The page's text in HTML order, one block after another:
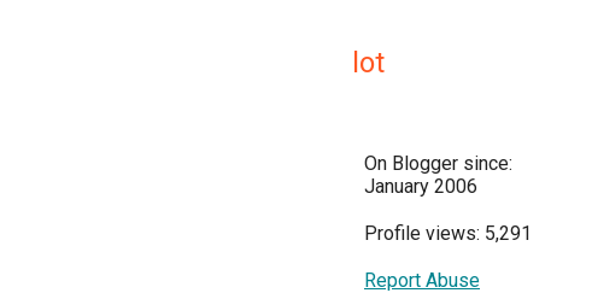
lot
On Blogger since:
January 2006
Profile views: 5,291
Report Abuse